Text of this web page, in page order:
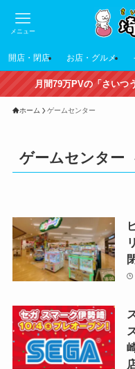
メニュー
開店・閉店 お店・グルメ
月間79万PVの「さいつ
ホーム ゲームセンター
ゲームセンター